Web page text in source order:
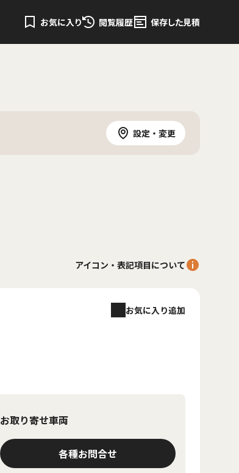
お気に入り 閲覧履歴 保存した見積
設定・変更
アイコン・表記項目について
お気に入り追加
お取り寄せ車両
各種お問合せ